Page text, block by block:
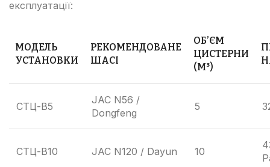
експлуатації:
МОДЕЛЬ
УСТАНОВКИ
РЕКОМЕНДОВАНЕ
ШАСІ
ОБ’ЄМ
ЦИСТЕРНИ
(М³)
СТЦ-В5
JAC N56 /
Dongfeng
5
СТЦ-В10 JAC N120 / Dayun 10